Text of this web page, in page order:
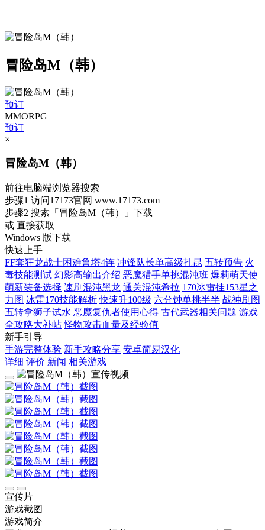
冒险岛M（韩）
预订
MMORPG
预订
×
冒险岛M（韩）
前往电脑端浏览器搜索
步骤1 访问17173官网 www.17173.com
步骤2 搜索 「冒险岛M（韩）」 下载
或 直接获取
Windows 版下载
快速上手
FF套狂龙战士困难鲁塔4连 冲锋队长单高级扎昆 五转预告 火
毒技能测试 幻影高输出介绍 恶魔猎手单挑混沌班 爆莉萌天使
萌新装备选择 速刷混沌黑龙 通关混沌希拉 170冰雷挂153星之
力图 冰雷170技能解析 快速升100级 六分钟单挑半半 战神刷图
五转拿狮子试水 恶魔复仇者使用心得 古代武器相关问题 游戏
全攻略大补帖 怪物攻击血量及经验值
新手引导
手游完整体验 新手攻略分享 安卓简易汉化
详细 评价 新闻 相关游戏
宣传片
游戏截图
游戏简介